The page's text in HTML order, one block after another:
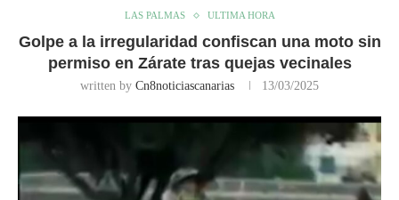
LAS PALMAS ULTIMA HORA
Golpe a la irregularidad confiscan una moto sin
permiso en Zárate tras quejas vecinales
written by Cn8noticiascanarias 13/03/2025